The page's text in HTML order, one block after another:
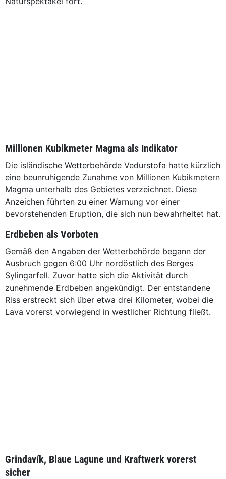
Millionen Kubikmeter Magma als Indikator
Die isländische Wetterbehörde Vedurstofa hatte kürzlich
eine beunruhigende Zunahme von Millionen Kubikmetern
Magma unterhalb des Gebietes verzeichnet. Diese
Anzeichen führten zu einer Warnung vor einer
bevorstehenden Eruption, die sich nun bewahrheitet hat.
Erdbeben als Vorboten
Gemäß den Angaben der Wetterbehörde begann der
Ausbruch gegen 6:00 Uhr nordöstlich des Berges
Sylingarfell. Zuvor hatte sich die Aktivität durch
zunehmende Erdbeben angekündigt. Der entstandene
Riss erstreckt sich über etwa drei Kilometer, wobei die
Lava vorerst vorwiegend in westlicher Richtung fließt.
Grindavík, Blaue Lagune und Kraftwerk vorerst
sicher